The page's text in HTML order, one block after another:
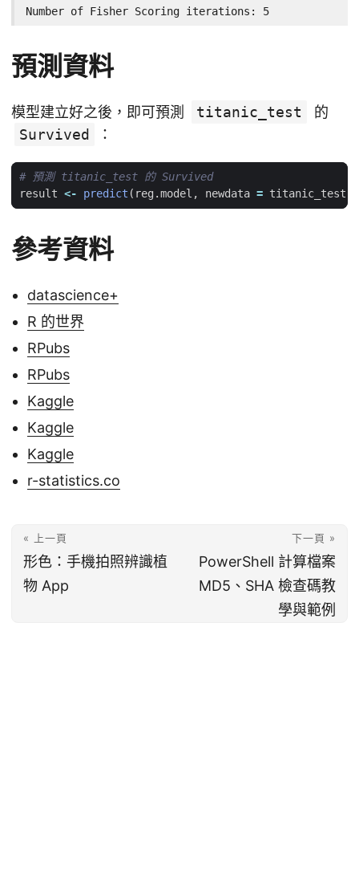
Number of Fisher Scoring iterations: 5
預測資料
模型建立好之後，即可預測 titanic_test
的
Survived
：
# 預測 titanic_test 的 Survived
result <- predict ( reg.model , newdata = titanic_test
參考資料
datascience+
R 的世界
RPubs
RPubs
Kaggle
Kaggle
Kaggle
r-statistics.co
« 上一頁
形色：手機拍照辨識植
物 App
下一頁 »
PowerShell 計算檔案
MD5、SHA 檢查碼教
學與範例